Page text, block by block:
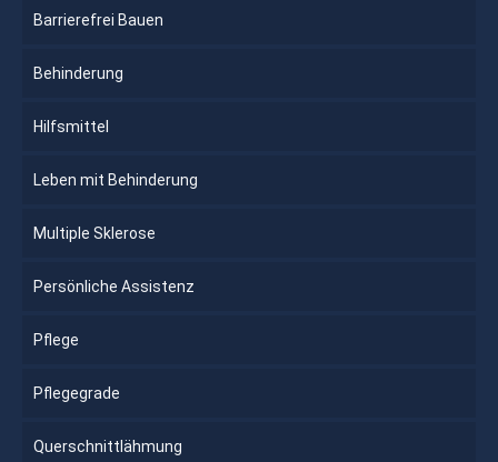
Barrierefrei Bauen
Behinderung
Hilfsmittel
Leben mit Behinderung
Multiple Sklerose
Persönliche Assistenz
Pflege
Pflegegrade
Querschnittlähmung